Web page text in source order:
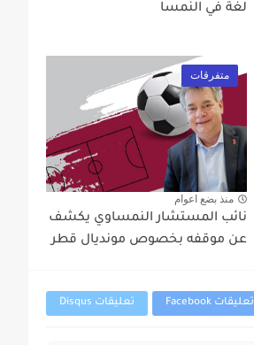
لغة في النمسا
متفرقات
منذ بضع اعوام
نائب المستشار النمساوي يكشف
عن موقفه بخصوص مونديال قطر
تعليقات Facebook تعليقات Disqus